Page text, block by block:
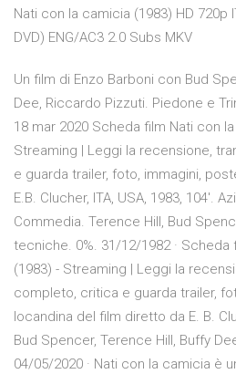
Nati con la camicia (1983) HD 720p
DVD) ENG/AC3 2.0 Subs MKV
Un film di Enzo Barboni con Bud
Dee, Riccardo Pizzuti. Piedone e
18 mar 2020 Scheda film Nati con
Streaming | Leggi la recensione,
e guarda trailer, foto, immagini,
E.B. Clucher, ITA, USA, 1983, 104'.
Commedia. Terence Hill, Bud
tecniche. 0%. 31/12/1982 ·
(1983) - Streaming | Leggi la
completo, critica e guarda trailer,
locandina del film diretto da E. B.
Bud Spencer, Terence Hill, Buffy
04/05/2020 · Nati con la camicia è